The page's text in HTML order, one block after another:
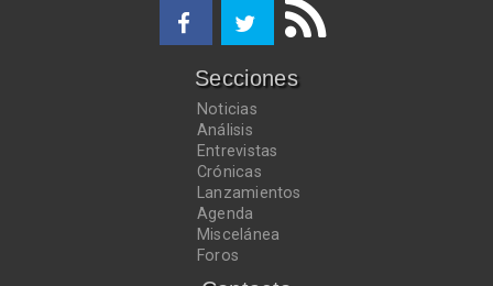
Secciones
Noticias
Análisis
Entrevistas
Crónicas
Lanzamientos
Agenda
Miscelánea
Foros